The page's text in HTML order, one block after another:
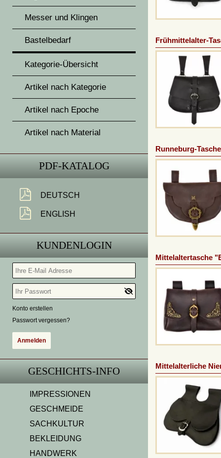
Messer und Klingen
Bastelbedarf
Kategorie-Übersicht
Artikel nach Kategorie
Artikel nach Epoche
Artikel nach Material
PDF-KATALOG
DEUTSCH
ENGLISH
KUNDENLOGIN
Konto erstellen
Passwort vergessen?
GESCHICHTS-INFO
IMPRESSIONEN
GESCHMEIDE
SACHKULTUR
BEKLEIDUNG
HANDWERK
Frühmittelalter-
Runneburg-Tasche
Mittelaltertasche
Mittelalterliche